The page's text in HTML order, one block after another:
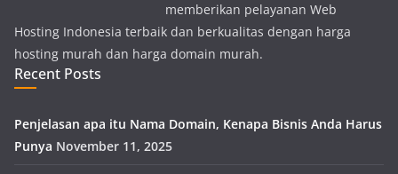
memberikan pelayanan Web
Hosting Indonesia terbaik dan berkualitas dengan harga
hosting murah dan harga domain murah.
Recent Posts
Penjelasan apa itu Nama Domain, Kenapa Bisnis Anda Harus
Punya November 11, 2025